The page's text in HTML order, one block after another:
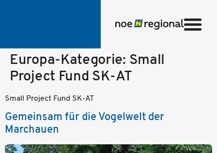
Europa-Kategorie: Small
Project Fund SK-AT
Small Project Fund SK-AT
Gemeinsam für die Vogelwelt der
Marchauen